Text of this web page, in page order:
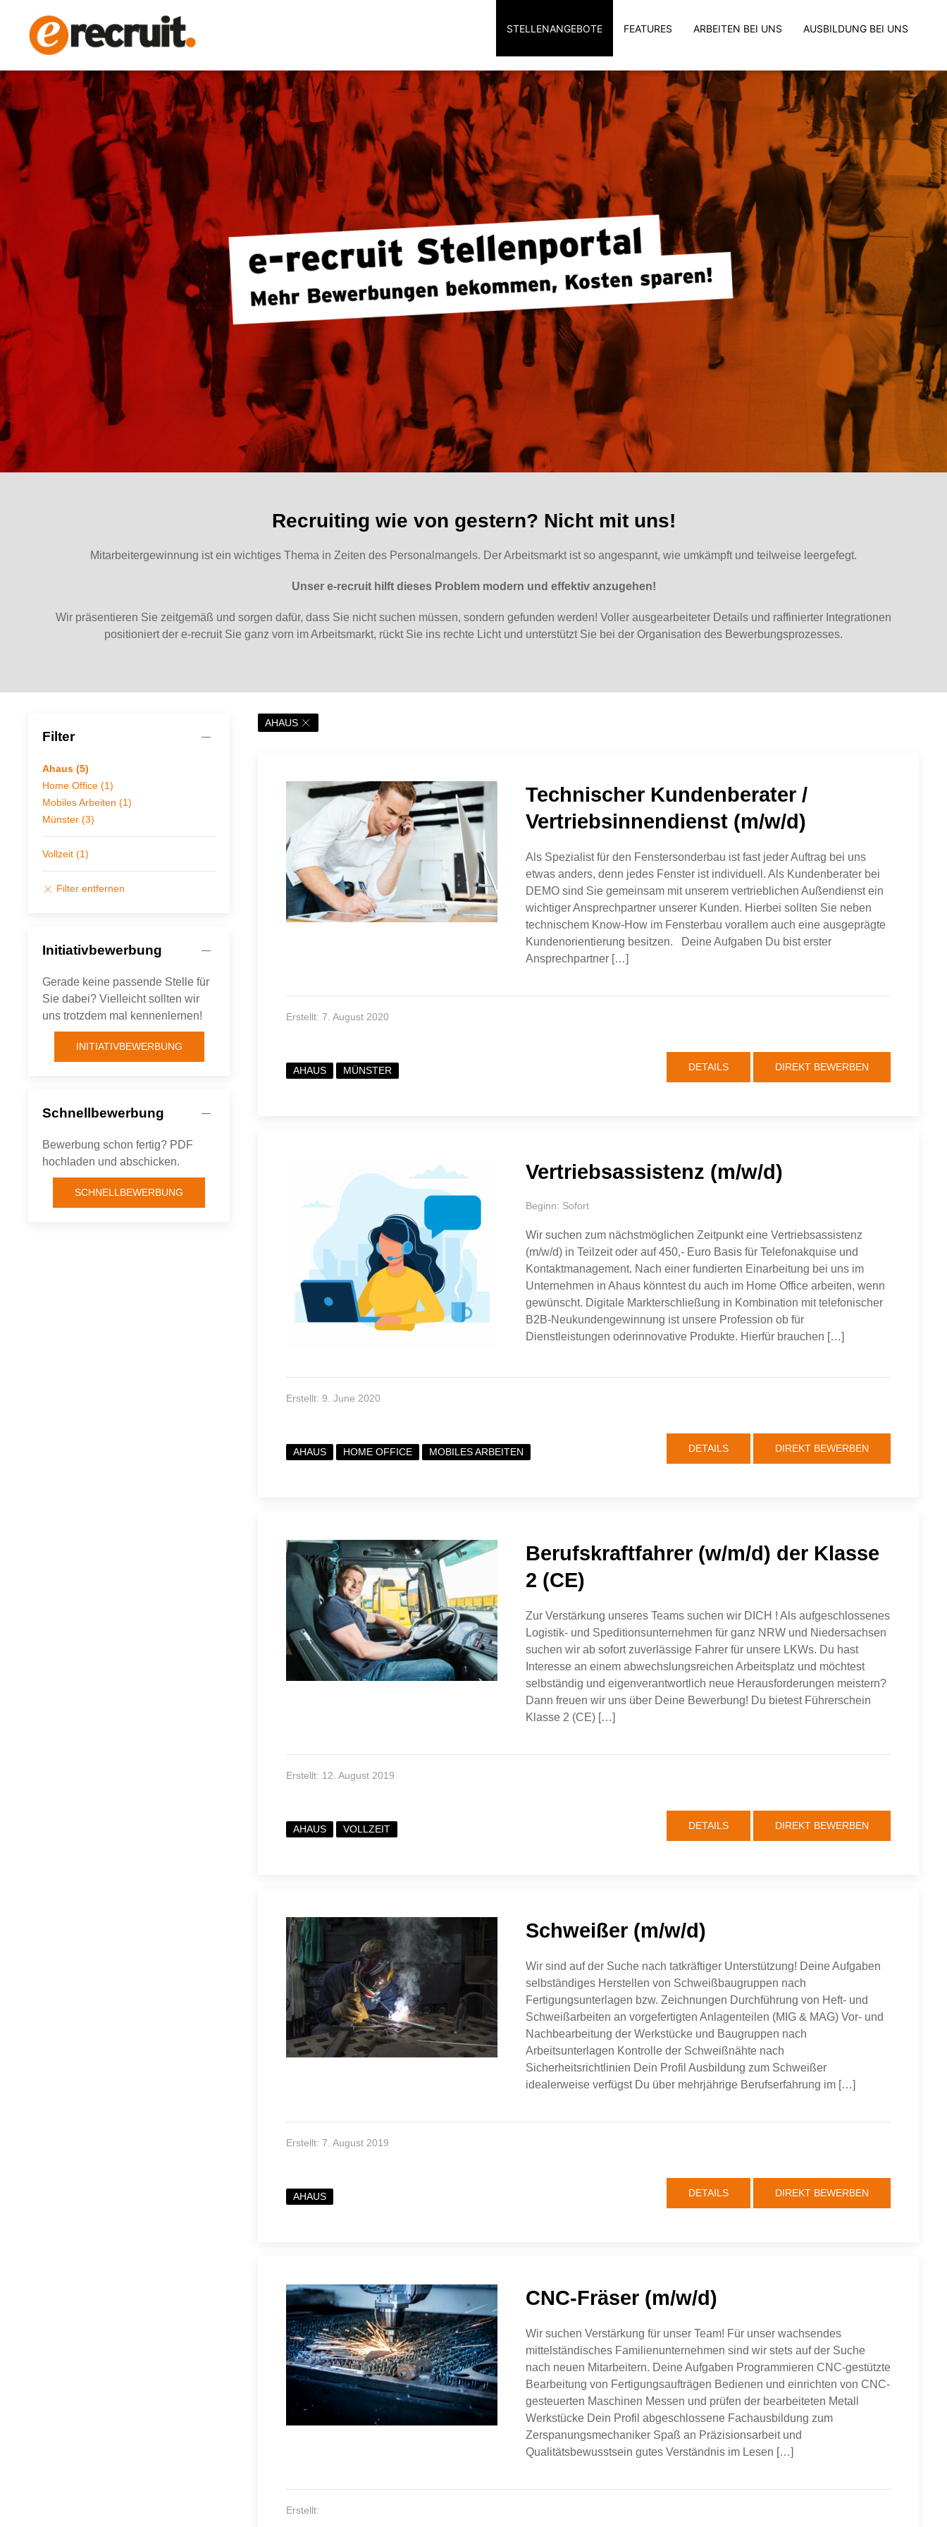
STELLENANGEBOTE FEATURES ARBEITEN BEI UNS AUSBILDUNG BEI UNS
Recruiting wie von gestern? Nicht mit uns!
Mitarbeitergewinnung ist ein wichtiges Thema in Zeiten des Personalmangels. Der Arbeitsmarkt ist so angespannt, wie umkämpft und teilweise leergefegt.
Unser e-recruit hilft dieses Problem modern und effektiv anzugehen!
Wir präsentieren Sie zeitgemäß und sorgen dafür, dass Sie nicht suchen müssen, sondern gefunden werden! Voller ausgearbeiteter Details und raffinierter Integrationen
positioniert der e-recruit Sie ganz vorn im Arbeitsmarkt, rückt Sie ins rechte Licht und unterstützt Sie bei der Organisation des Bewerbungsprozesses.
Filter
Ahaus (5)
Home Office (1)
Mobiles Arbeiten (1)
Münster (3)
Vollzeit (1)
Filter entfernen
Initiativbewerbung
Gerade keine passende Stelle für
Sie dabei? Vielleicht sollten wir
uns trotzdem mal kennenlernen!
INITIATIVBEWERBUNG
Schnellbewerbung
Bewerbung schon fertig? PDF
hochladen und abschicken.
SCHNELLBEWERBUNG
AHAUS
Technischer Kundenberater /
Vertriebsinnendienst (m/w/d)
Als Spezialist für den Fenstersonderbau ist fast jeder Auftrag bei uns
etwas anders, denn jedes Fenster ist individuell. Als Kundenberater bei
DEMO sind Sie gemeinsam mit unserem vertrieblichen Außendienst ein
wichtiger Ansprechpartner unserer Kunden. Hierbei sollten Sie neben
technischem Know-How im Fensterbau vorallem auch eine ausgeprägte
Kundenorientierung besitzen. Deine Aufgaben Du bist erster
Ansprechpartner […]
Erstellt: 7. August 2020
AHAUS MÜNSTER DETAILS DIREKT BEWERBEN
Vertriebsassistenz (m/w/d)
Beginn: Sofort
Wir suchen zum nächstmöglichen Zeitpunkt eine Vertriebsassistenz
(m/w/d) in Teilzeit oder auf 450,- Euro Basis für Telefonakquise und
Kontaktmanagement. Nach einer fundierten Einarbeitung bei uns im
Unternehmen in Ahaus könntest du auch im Home Office arbeiten, wenn
gewünscht. Digitale Markterschließung in Kombination mit telefonischer
B2B-Neukundengewinnung ist unsere Profession ob für
Dienstleistungen oderinnovative Produkte. Hierfür brauchen […]
Erstellt: 9. June 2020
AHAUS HOME OFFICE MOBILES ARBEITEN DETAILS DIREKT BEWERBEN
Berufskraftfahrer (w/m/d) der Klasse
2 (CE)
Zur Verstärkung unseres Teams suchen wir DICH ! Als aufgeschlossenes
Logistik- und Speditionsunternehmen für ganz NRW und Niedersachsen
suchen wir ab sofort zuverlässige Fahrer für unsere LKWs. Du hast
Interesse an einem abwechslungsreichen Arbeitsplatz und möchtest
selbständig und eigenverantwortlich neue Herausforderungen meistern?
Dann freuen wir uns über Deine Bewerbung! Du bietest Führerschein
Klasse 2 (CE) […]
Erstellt: 12. August 2019
AHAUS VOLLZEIT DETAILS DIREKT BEWERBEN
Schweißer (m/w/d)
Wir sind auf der Suche nach tatkräftiger Unterstützung! Deine Aufgaben
selbständiges Herstellen von Schweißbaugruppen nach
Fertigungsunterlagen bzw. Zeichnungen Durchführung von Heft- und
Schweißarbeiten an vorgefertigten Anlagenteilen (MIG & MAG) Vor- und
Nachbearbeitung der Werkstücke und Baugruppen nach
Arbeitsunterlagen Kontrolle der Schweißnähte nach
Sicherheitsrichtlinien Dein Profil Ausbildung zum Schweißer
idealerweise verfügst Du über mehrjährige Berufserfahrung im […]
Erstellt: 7. August 2019
AHAUS DETAILS DIREKT BEWERBEN
CNC-Frä­ser (m/​w/​d)
Wir su­chen Ver­stär­kung für un­ser Team! Für unser wachsendes
mittelständisches Familienunternehmen sind wir stets auf der Suche
nach neuen Mitarbeitern. Deine Aufgaben Programmieren CNC-gestützte
Bearbeitung von Fertigungsaufträgen Bedienen und einrichten von CNC-
gesteuerten Maschinen Messen und prüfen der bearbeiteten Metall
Werkstücke Dein Profil abgeschlossene Fachausbildung zum
Zerspanungsmechaniker Spaß an Präzisionsarbeit und
Qualitätsbewusstsein gutes Verständnis im Lesen […]
Erstellt: